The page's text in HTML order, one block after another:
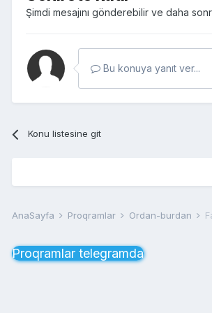
Şimdi mesajını gönderebilir ve daha
Bu konuya yanıt ver...
Konu listesine git
AnaSayfa Proqramlar Ordan-burdan
Proqramlar telegramda